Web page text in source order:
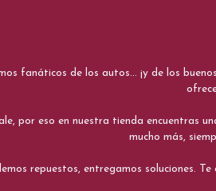
fanáticos de los autos... ¡y de los
por eso en nuestra tienda encuentras
mucho más,
repuestos, entregamos soluciones.